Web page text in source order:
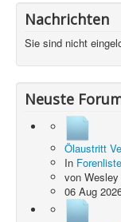
Nachrichten
Sie sind nicht
Neuste
Ölaustritt
In Forenliste
von Wesley
06 Aug